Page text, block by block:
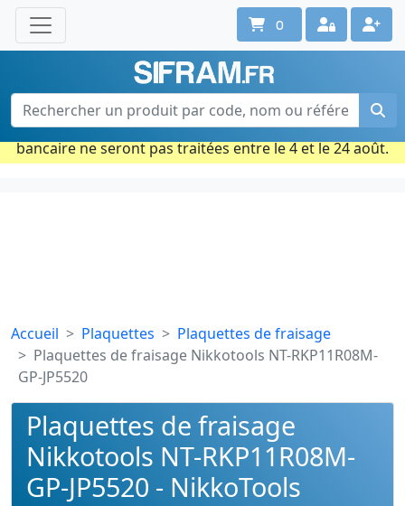
Une question ? Un conseil ?
Contactez-nous au 02 40 92 17 71
Ouvert du lun. au vend. de 08h à 18h
Période estivale : Les commandes prises par carte
bancaire ne seront pas traitées entre le 4 et le 24 août.
0
Accueil Plaquettes
Plaquettes de fraisage
Plaquettes de fraisage Nikkotools NT-RKP11R08M-
GP-JP5520
Plaquettes de fraisage
Nikkotools NT-RKP11R08M-
GP-JP5520 - NikkoTools